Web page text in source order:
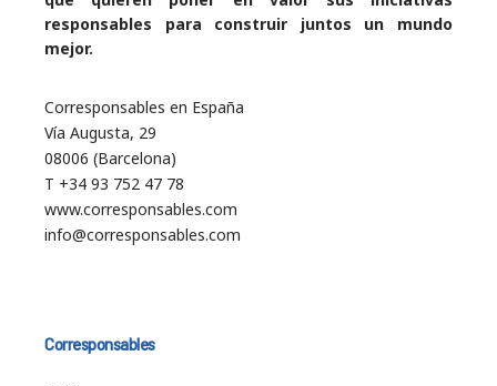
responsables para construir juntos un mundo
mejor.
Corresponsables en España
Vía Augusta, 29
08006 (Barcelona)
T +34 93 752 47 78
www.corresponsables.com
info@corresponsables.com
Corresponsables